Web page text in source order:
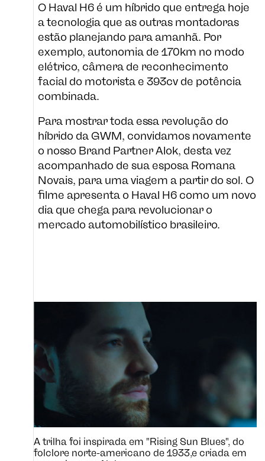
LADO B
CULTURA
O Haval H6 é um híbrido que entrega hoje
a tecnologia que as outras montadoras
estão planejando para amanhã. Por
exemplo, autonomia de 170km no modo
elétrico, câmera de reconhecimento
facial do motorista e 393cv de potência
combinada.
Para mostrar toda essa revolução do
híbrido da GWM, convidamos novamente
o nosso Brand Partner Alok, desta vez
acompanhado de sua esposa Romana
Novais, para uma viagem a partir do sol. O
filme apresenta o Haval H6 como um novo
dia que chega para revolucionar o
mercado automobilístico brasileiro.
A trilha foi inspirada em "Rising Sun Blues", do
folclore norte-americano de 1933,e criada em